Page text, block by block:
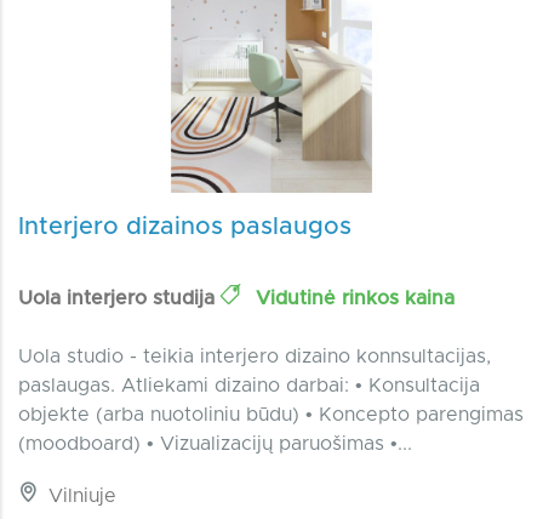
Interjero dizainos paslaugos
Uola interjero studija Vidutinė rinkos kaina
Uola studio - teikia interjero dizaino konnsultacijas,
paslaugas. Atliekami dizaino darbai: • Konsultacija
objekte (arba nuotoliniu būdu) • Koncepto parengimas
(moodboard) • Vizualizacijų paruošimas •...
Vilniuje